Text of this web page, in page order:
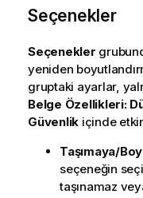
Seçenekler
Seçenekler
yeniden
gruptaki ayarlar,
Belge Özellikleri:
Güvenlik içinde
Taşımaya/
seçeneğin
taşınamaz